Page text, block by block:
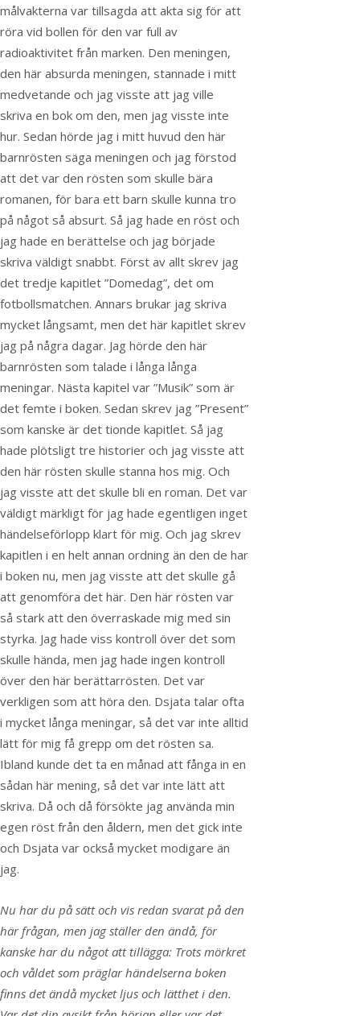
målvakterna var tillsagda att akta sig för att
röra vid bollen för den var full av
radioaktivitet från marken. Den meningen,
den här absurda meningen, stannade i mitt
medvetande och jag visste att jag ville
skriva en bok om den, men jag visste inte
hur. Sedan hörde jag i mitt huvud den här
barnrösten säga meningen och jag förstod
att det var den rösten som skulle bära
romanen, för bara ett barn skulle kunna tro
på något så absurt. Så jag hade en röst och
jag hade en berättelse och jag började
skriva väldigt snabbt. Först av allt skrev jag
det tredje kapitlet ”Domedag”, det om
fotbollsmatchen. Annars brukar jag skriva
mycket långsamt, men det här kapitlet skrev
jag på några dagar. Jag hörde den här
barnrösten som talade i långa långa
meningar. Nästa kapitel var ”Musik” som är
det femte i boken. Sedan skrev jag ”Present”
som kanske är det tionde kapitlet. Så jag
hade plötsligt tre historier och jag visste att
den här rösten skulle stanna hos mig. Och
jag visste att det skulle bli en roman. Det var
väldigt märkligt för jag hade egentligen inget
händelseförlopp klart för mig. Och jag skrev
kapitlen i en helt annan ordning än den de har
i boken nu, men jag visste att det skulle gå
att genomföra det här. Den här rösten var
så stark att den överraskade mig med sin
styrka. Jag hade viss kontroll över det som
skulle hända, men jag hade ingen kontroll
över den här berättarrösten. Det var
verkligen som att höra den. Dsjata talar ofta
i mycket långa meningar, så det var inte alltid
lätt för mig få grepp om det rösten sa.
Ibland kunde det ta en månad att fånga in en
sådan här mening, så det var inte lätt att
skriva. Då och då försökte jag använda min
egen röst från den åldern, men det gick inte
och Dsjata var också mycket modigare än
jag.
Nu har du på sätt och vis redan svarat på den
här frågan, men jag ställer den ändå, för
kanske har du något att tillägga: Trots mörkret
och våldet som präglar händelserna boken
finns det ändå mycket ljus och lätthet i den.